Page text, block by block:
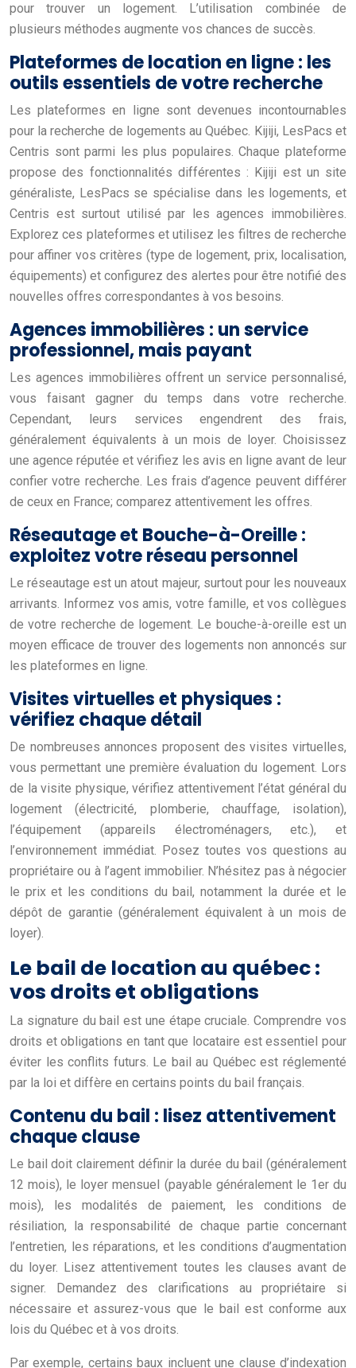
pour trouver un logement. L’utilisation combinée de
plusieurs méthodes augmente vos chances de succès.
Plateformes de location en ligne : les
outils essentiels de votre recherche
Les plateformes en ligne sont devenues incontournables
pour la recherche de logements au Québec. Kijiji, LesPacs et
Centris sont parmi les plus populaires. Chaque plateforme
propose des fonctionnalités différentes : Kijiji est un site
généraliste, LesPacs se spécialise dans les logements, et
Centris est surtout utilisé par les agences immobilières.
Explorez ces plateformes et utilisez les filtres de recherche
pour affiner vos critères (type de logement, prix, localisation,
équipements) et configurez des alertes pour être notifié des
nouvelles offres correspondantes à vos besoins.
Agences immobilières : un service
professionnel, mais payant
Les agences immobilières offrent un service personnalisé,
vous faisant gagner du temps dans votre recherche.
Cependant, leurs services engendrent des frais,
généralement équivalents à un mois de loyer. Choisissez
une agence réputée et vérifiez les avis en ligne avant de leur
confier votre recherche. Les frais d’agence peuvent différer
de ceux en France; comparez attentivement les offres.
Réseautage et Bouche-à-Oreille :
exploitez votre réseau personnel
Le réseautage est un atout majeur, surtout pour les nouveaux
arrivants. Informez vos amis, votre famille, et vos collègues
de votre recherche de logement. Le bouche-à-oreille est un
moyen efficace de trouver des logements non annoncés sur
les plateformes en ligne.
Visites virtuelles et physiques :
vérifiez chaque détail
De nombreuses annonces proposent des visites virtuelles,
vous permettant une première évaluation du logement. Lors
de la visite physique, vérifiez attentivement l’état général du
logement (électricité, plomberie, chauffage, isolation),
l’équipement (appareils électroménagers, etc.), et
l’environnement immédiat. Posez toutes vos questions au
propriétaire ou à l’agent immobilier. N’hésitez pas à négocier
le prix et les conditions du bail, notamment la durée et le
dépôt de garantie (généralement équivalent à un mois de
loyer).
Le bail de location au québec :
vos droits et obligations
La signature du bail est une étape cruciale. Comprendre vos
droits et obligations en tant que locataire est essentiel pour
éviter les conflits futurs. Le bail au Québec est réglementé
par la loi et diffère en certains points du bail français.
Contenu du bail : lisez attentivement
chaque clause
Le bail doit clairement définir la durée du bail (généralement
12 mois), le loyer mensuel (payable généralement le 1er du
mois), les modalités de paiement, les conditions de
résiliation, la responsabilité de chaque partie concernant
l’entretien, les réparations, et les conditions d’augmentation
du loyer. Lisez attentivement toutes les clauses avant de
signer. Demandez des clarifications au propriétaire si
nécessaire et assurez-vous que le bail est conforme aux
lois du Québec et à vos droits.
Par exemple, certains baux incluent une clause d’indexation